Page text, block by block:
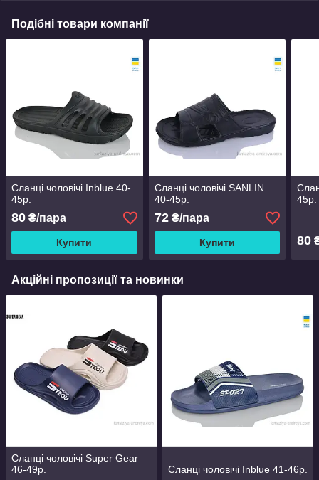
Подібні товари компанії
Сланці чоловічі Inblue 40-
45р.
80 ₴/пара
Купити
Сланці чоловічі SANLIN
40-45р.
72₴/пара
Купити
45р.
80
Акційні пропозиції та новинки
Сланці чоловічі Super Gear
46-49р.
Сланці чоловічі Inblue 41-46р.